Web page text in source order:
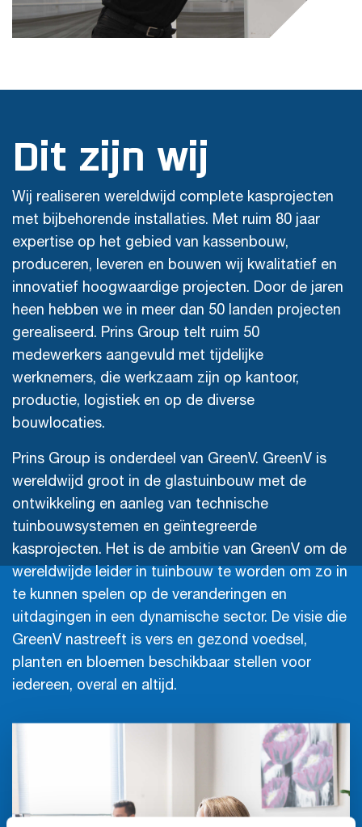
Dit zijn wij
Wij realiseren wereldwijd complete kasprojecten
met bijbehorende installaties. Met ruim 80 jaar
expertise op het gebied van kassenbouw,
produceren, leveren en bouwen wij kwalitatief en
innovatief hoogwaardige projecten. Door de jaren
heen hebben we in meer dan 50 landen projecten
gerealiseerd. Prins Group telt ruim 50
medewerkers aangevuld met tijdelijke
werknemers, die werkzaam zijn op kantoor,
productie, logistiek en op de diverse
bouwlocaties.
Prins Group is onderdeel van GreenV. GreenV is
wereldwijd groot in de glastuinbouw met de
ontwikkeling en aanleg van technische
tuinbouwsystemen en geïntegreerde
kasprojecten. Het is de ambitie van GreenV om de
wereldwijde leider in tuinbouw te worden om zo in
te kunnen spelen op de veranderingen en
uitdagingen in een dynamische sector. De visie die
GreenV nastreeft is vers en gezond voedsel,
planten en bloemen beschikbaar stellen voor
iedereen, overal en altijd.